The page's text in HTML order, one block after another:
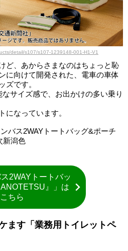
detail/s107/s107-1239148-001-H1-V1
ど、あからさまなのはちょっと恥
に向けて開発された、電車の車体
ズです。
サイズ感で、お出かけの多い乗り
になっています。
バス2WAYトートバッグ&ポーチ
新潟色
2WAYトートバッ
』」は
こちら
ます「業務用トイレットペ